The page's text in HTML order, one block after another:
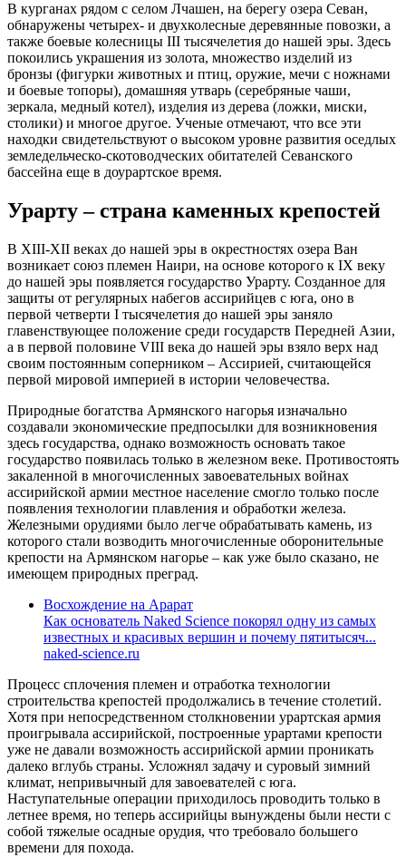
В курганах рядом с селом Лчашен, на берегу озера Севан,
обнаружены четырех- и двухколесные деревянные повозки, а
также боевые колесницы III тысячелетия до нашей эры. Здесь
покоились украшения из золота, множество изделий из
бронзы (фигурки животных и птиц, оружие, мечи с ножнами
и боевые топоры), домашняя утварь (серебряные чаши,
зеркала, медный котел), изделия из дерева (ложки, миски,
столики) и многое другое. Ученые отмечают, что все эти
находки свидетельствуют о высоком уровне развития оседлых
земледельческо-скотоводческих обитателей Севанского
бассейна еще в доурартское время.
Урарту – страна каменных крепостей
В XIII-XII веках до нашей эры в окрестностях озера Ван
возникает союз племен Наири, на основе которого к IX веку
до нашей эры появляется государство Урарту. Созданное для
защиты от регулярных набегов ассирийцев с юга, оно в
первой четверти I тысячелетия до нашей эры заняло
главенствующее положение среди государств Передней Азии,
а в первой половине VIII века до нашей эры взяло верх над
своим постоянным соперником – Ассирией, считающейся
первой мировой империей в истории человечества.
Природные богатства Армянского нагорья изначально
создавали экономические предпосылки для возникновения
здесь государства, однако возможность основать такое
государство появилась только в железном веке. Противостоять
закаленной в многочисленных завоевательных войнах
ассирийской армии местное население смогло только после
появления технологии плавления и обработки железа.
Железными орудиями было легче обрабатывать камень, из
которого стали возводить многочисленные оборонительные
крепости на Армянском нагорье – как уже было сказано, не
имеющем природных преград.
Восхождение на Арарат
Как основатель Naked Science покорял одну из самых
известных и красивых вершин и почему пятитысяч...
naked-science.ru
Процесс сплочения племен и отработка технологии
строительства крепостей продолжались в течение столетий.
Хотя при непосредственном столкновении урартская армия
проигрывала ассирийской, построенные урартами крепости
уже не давали возможность ассирийской армии проникать
далеко вглубь страны. Усложнял задачу и суровый зимний
климат, непривычный для завоевателей с юга.
Наступательные операции приходилось проводить только в
летнее время, но теперь ассирийцы вынуждены были нести с
собой тяжелые осадные орудия, что требовало большего
времени для похода.